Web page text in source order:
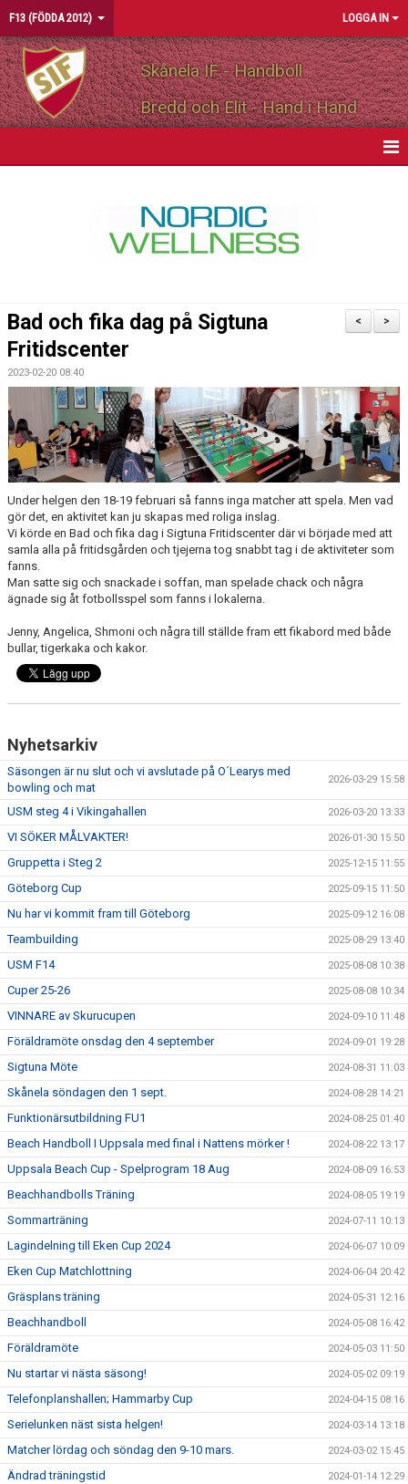
F13 (FÖDDA 2012) LOGGA IN
Skånela IF - Handboll
Bredd och Elit - Hand i Hand
TRUPPEN
BILDGALLERI
DOKUMENT
KONTAKT
>
<
Bad och fika dag på Sigtuna
Fritidscenter
2023-02-20 08:40
Under helgen den 18-19 februari så fanns inga matcher att spela. Men vad
gör det, en aktivitet kan ju skapas med roliga inslag.
Vi körde en Bad och fika dag i Sigtuna Fritidscenter där vi började med att
samla alla på fritidsgården och tjejerna tog snabbt tag i de aktiviteter som
fanns.
Man satte sig och snackade i soffan, man spelade chack och några
ägnade sig åt fotbollsspel som fanns i lokalerna.
Jenny, Angelica, Shmoni och några till ställde fram ett fikabord med både
bullar, tigerkaka och kakor.
Nyhetsarkiv
Säsongen är nu slut och vi avslutade på O´Learys med
bowling och mat
2026-03-29 15:58
USM steg 4 i Vikingahallen 2026-03-20 13:33
VI SÖKER MÅLVAKTER! 2026-01-30 15:50
Gruppetta i Steg 2 2025-12-15 11:55
Göteborg Cup 2025-09-15 11:50
Nu har vi kommit fram till Göteborg 2025-09-12 16:08
Teambuilding 2025-08-29 13:40
USM F14 2025-08-08 10:38
Cuper 25-26 2025-08-08 10:34
VINNARE av Skurucupen 2024-09-10 11:48
Föräldramöte onsdag den 4 september 2024-09-01 19:28
Sigtuna Möte 2024-08-31 11:03
Skånela söndagen den 1 sept. 2024-08-28 14:21
Funktionärsutbildning FU1 2024-08-25 01:40
Beach Handboll I Uppsala med final i Nattens mörker ! 2024-08-22 13:17
Uppsala Beach Cup - Spelprogram 18 Aug 2024-08-09 16:53
Beachhandbolls Träning 2024-08-05 19:19
Sommarträning 2024-07-11 10:13
Lagindelning till Eken Cup 2024 2024-06-07 10:09
Eken Cup Matchlottning 2024-06-04 20:42
Gräsplans träning 2024-05-31 12:16
Beachhandboll 2024-05-08 16:42
Föräldramöte 2024-05-03 11:50
Nu startar vi nästa säsong! 2024-05-02 09:19
Telefonplanshallen; Hammarby Cup 2024-04-15 08:16
Serielunken näst sista helgen! 2024-03-14 13:18
Matcher lördag och söndag den 9-10 mars. 2024-03-02 15:45
Ändrad träningstid 2024-01-14 12:29